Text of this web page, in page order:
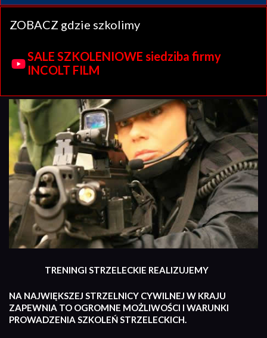
ZOBACZ gdzie szkolimy
SALE SZKOLENIOWE siedziba firmy
INCOLT FILM
TRENINGI STRZELECKIE REALIZUJEMY
NA NAJWIĘKSZEJ STRZELNICY CYWILNEJ W KRAJU
ZAPEWNIA TO OGROMNE MOŻLIWOŚCI I WARUNKI
PROWADZENIA SZKOLEŃ STRZELECKICH.